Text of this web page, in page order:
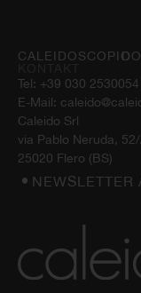
Tel: +39 030 2530054
E-Mail:
Caleido Srl
via Pablo Neruda,
25020 Flero (BS)
CALEIDOSCOPIO
NEWSLETTER